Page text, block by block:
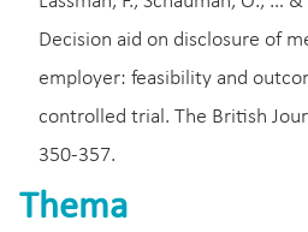
Decision aid on disclosure of
employer: feasibility and
controlled trial. The British
350-357.
Thema